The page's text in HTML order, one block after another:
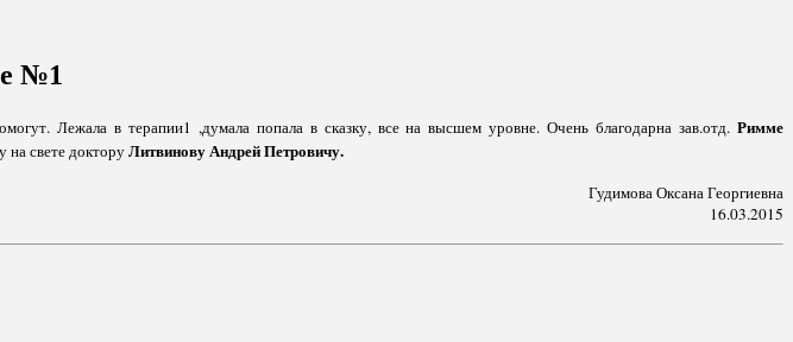
№1
Лежала в терапии1 ,думала попала в сказку, все на высшем уровне. Очень благодарна зав.отд. Римме
свете докторуЛитвинову Андрей Петровичу.
Гудимова Оксана Георгиевна
16.03.2015